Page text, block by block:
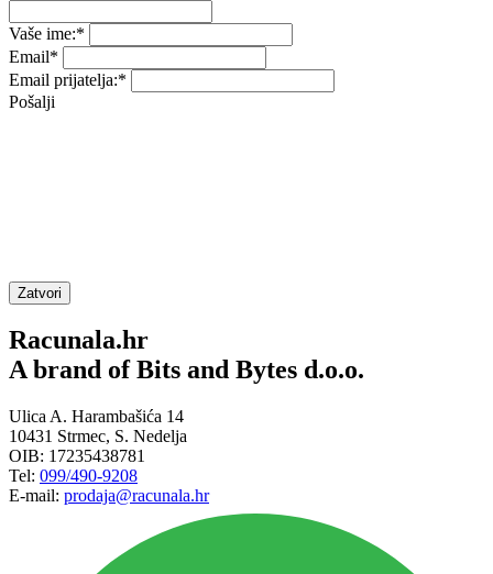
Vaše ime:*
Email*
Email prijatelja:*
Pošalji
Zatvori
Racunala.hr
A brand of Bits and Bytes d.o.o.
Ulica A. Harambašića 14
10431 Strmec, S. Nedelja
OIB: 17235438781
Tel: 099/490-9208
E-mail: prodaja@racunala.hr